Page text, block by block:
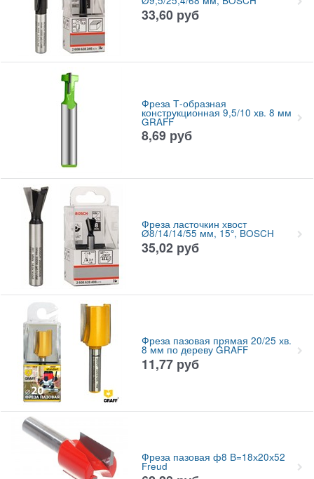
33,60 руб
Фреза Т-образная
конструкционная 9,5/10 хв. 8 мм
GRAFF
8,69 руб
Фреза ласточкин хвост
Ø8/14/14/55 мм, 15°, BOSCH
35,02 руб
Фреза пазовая прямая 20/25 хв.
8 мм по дереву GRAFF
11,77 руб
Фреза пазовая ф8 В=18х20х52
Freud